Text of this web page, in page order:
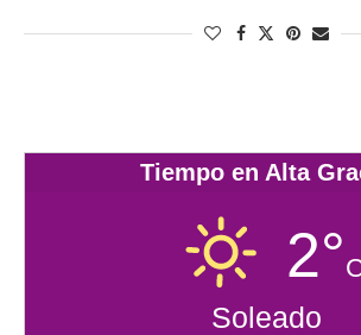
Tiempo en Alta
2°
Soleado